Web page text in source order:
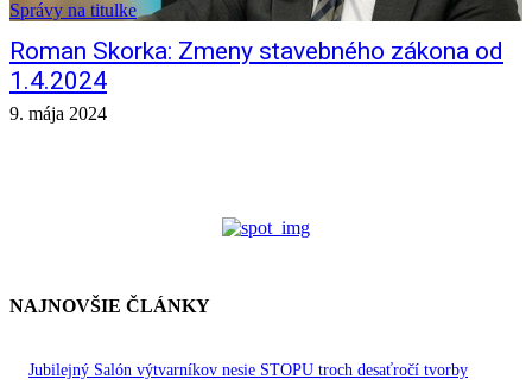
Správy na titulke
Roman Skorka: Zmeny stavebného zákona od
1.4.2024
9. mája 2024
NAJNOVŠIE ČLÁNKY
Jubilejný Salón výtvarníkov nesie STOPU troch desaťročí tvorby